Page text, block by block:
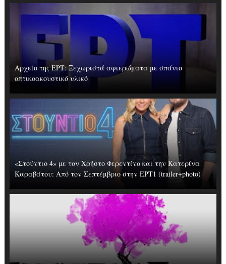
Αρχείο της ΕΡΤ: Ξεχωριστά αφιερώματα με σπάνιο
οπτικοακουστικό υλικό
«Στούντιο 4» με τον Χρήστο Φερεντίνο και την Κατερίνα
Καραβάτου: Από τον Σεπτέμβριο στην ΕΡΤ1 (trailer+photo)